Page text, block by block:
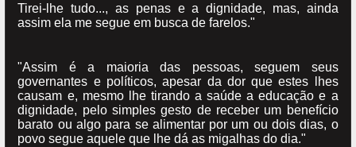
Tirei-lhe tudo..., as penas e a dignidade, mas, ainda
assim ela me segue em busca de farelos."
"Assim é a maioria das pessoas, seguem seus
governantes e políticos, apesar da dor que estes lhes
causam e, mesmo lhe tirando a saúde a educação e a
dignidade, pelo simples gesto de receber um benefício
barato ou algo para se alimentar por um ou dois dias, o
povo segue aquele que lhe dá as migalhas do dia."